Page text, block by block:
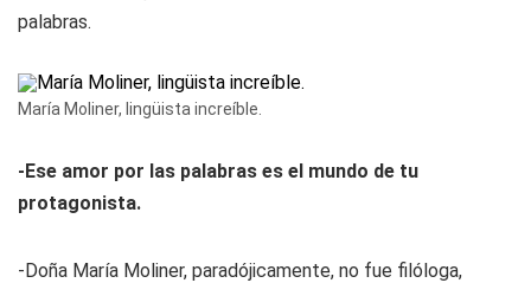
palabras.
María Moliner, lingüista increíble.
-Ese amor por las palabras es el mundo de tu
protagonista.
-Doña María Moliner, paradójicamente, no fue filóloga,